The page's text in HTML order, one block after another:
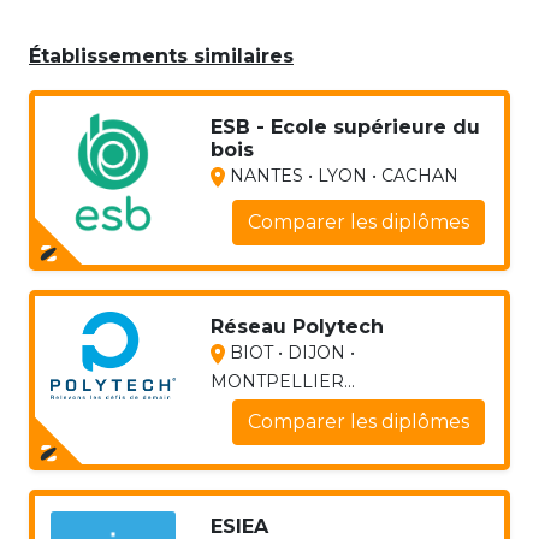
Établissements similaires
ESB - Ecole supérieure du
bois
NANTES • LYON • CACHAN
Comparer les diplômes
Réseau Polytech
BIOT • DIJON •
MONTPELLIER...
Comparer les diplômes
ESIEA